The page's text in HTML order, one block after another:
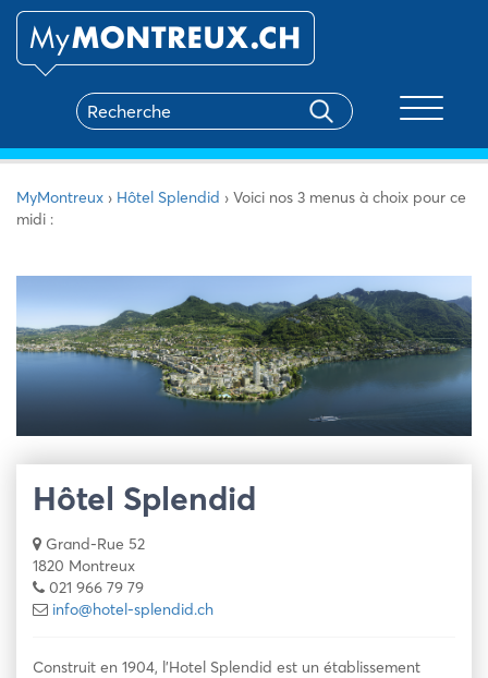
MyMontreux › Hôtel Splendid › Voici nos 3 menus à choix pour ce
midi :
Hôtel Splendid
Grand-Rue 52
1820 Montreux
021 966 79 79
info@hotel-splendid.ch
Construit en 1904, l’Hotel Splendid est un établissement